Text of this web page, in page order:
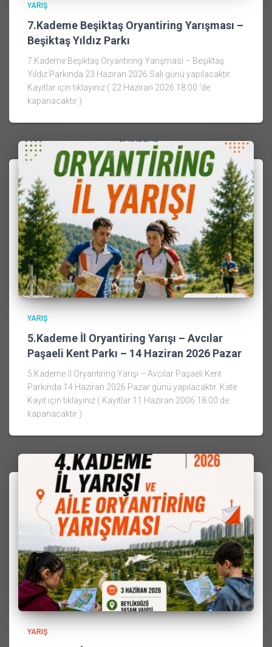
YARIŞ
7.Kademe Beşiktaş Oryantiring Yarışması –
Beşiktaş Yıldız Parkı
7.Kademe Beşiktaş Oryantiring Yarışması – Beşiktaş
Yıldız Parkında 23 Haziran 2026 Salı günü yapılacaktır.
Kayıtlar için tıklayınız ( 22 Haziran 2026 18:00 ‘de
kapanacaktır )
YARIŞ
5.Kademe İl Oryantiring Yarışı – Avcılar
Paşaeli Kent Parkı – 14 Haziran 2026 Pazar
5.Kademe İl Oryantiring Yarışı – Avcılar Paşaeli Kent
Parkında 14 Haziran 2026 Pazar günü yapılacaktır. Kate
Kayıt için tıklayınız ( Kayıtlar 11 Haziran 2006 18:00 de
kapanacaktır )
YARIŞ